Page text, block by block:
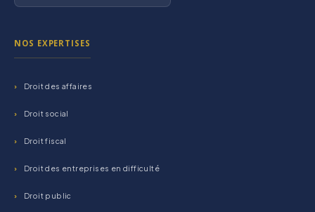
NOS EXPERTISES
Droit des affaires
Droit social
Droit fiscal
Droit des entreprises en difficulté
Droit public